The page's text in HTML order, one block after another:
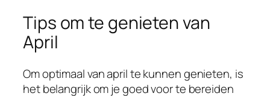
Tips om te genieten van
April
Om optimaal van april te kunnen genieten, is
het belangrijk om je goed voor te bereiden